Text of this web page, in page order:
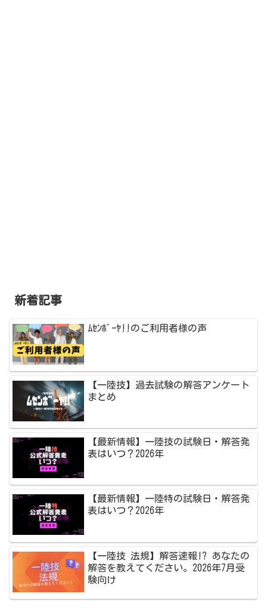
新着記事
ﾑｾﾝﾎﾞｰﾔ!!のご利用者様の声
【一陸技】過去試験の解答アンケート
まとめ
【最新情報】一陸技の試験日・解答発
表はいつ？2026年
【最新情報】一陸特の試験日・解答発
表はいつ？2026年
【一陸技 法規】解答速報!? あなたの
解答を教えてください。2026年7月受
験向け